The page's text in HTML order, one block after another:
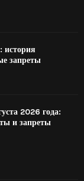
история
запреты
2026 года:
и запреты